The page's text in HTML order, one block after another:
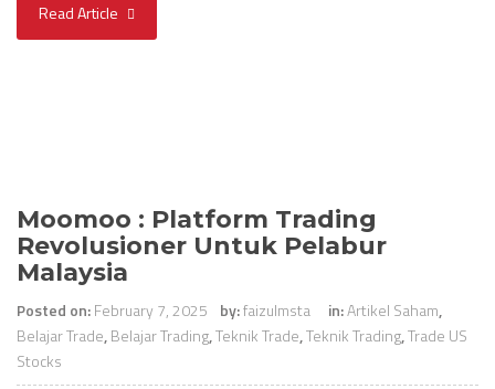
Read Article
Moomoo : Platform Trading
Revolusioner Untuk Pelabur
Malaysia
Posted on:February 7, 2025 by:faizulmsta in:Artikel Saham,
Belajar Trade,Belajar Trading,Teknik Trade,Teknik Trading,Trade US
Stocks